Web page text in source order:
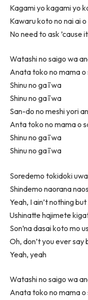
Kagami yo kagami yo
Kawaru koto no nai ai
No need to ask ’cause
Watashi no saigo wa
Anata toko no mama o
Shinu no ga ī wa
Shinu no ga ī wa
San-do no meshi yori
Anta toko no mama o
Shinu no ga ī wa
Shinu no ga ī wa
Soredemo tokidoki
Shindemo naorana
Yeah, I ain’t nothing
Ushinatte hajimete
Son’na dasai koto mo
Oh, don’t you ever
Yeah, yeah
Watashi no saigo wa
Anata toko no mama o